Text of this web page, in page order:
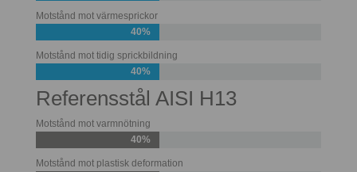
Motstånd mot värmesprickor
40%
Motstånd mot tidig sprickbildning
40%
Referensstål AISI H13
Motstånd mot varmnötning
40%
Motstånd mot plastisk deformation